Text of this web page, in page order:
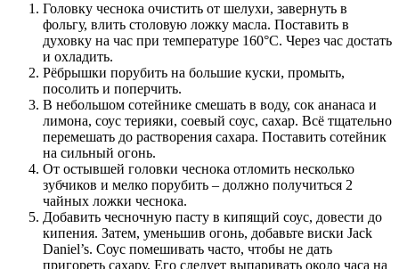
Головку чеснока очистить от шелухи, завернуть в
фольгу, влить столовую ложку масла. Поставить в
духовку на час при температуре 160°С. Через час достать
и охладить.
Рёбрышки порубить на большие куски, промыть,
посолить и поперчить.
В небольшом сотейнике смешать в воду, сок ананаса и
лимона, соус терияки, соевый соус, сахар. Всё тщательно
перемешать до растворения сахара. Поставить сотейник
на сильный огонь.
От остывшей головки чеснока отломить несколько
зубчиков и мелко порубить – должно получиться 2
чайных ложки чеснока.
Добавить чесночную пасту в кипящий соус, довести до
кипения. Затем, уменьшив огонь, добавьте виски Jack
Daniel’s. Соус помешивать часто, чтобы не дать
пригореть сахару. Его следует выпаривать около часа на